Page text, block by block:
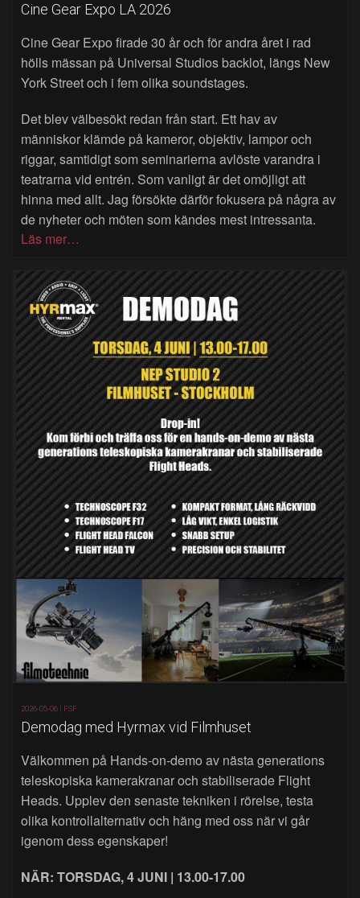
Cine Gear Expo LA 2026
Cine Gear Expo firade 30 år och för andra året i rad
hölls mässan på Universal Studios backlot, längs New
York Street och i fem olika soundstages.
Det blev välbesökt redan från start. Ett hav av
människor klämde på kameror, objektiv, lampor och
riggar, samtidigt som seminarierna avlöste varandra i
teatrarna vid entrén. Som vanligt är det omöjligt att
hinna med allt. Jag försökte därför fokusera på några av
de nyheter och möten som kändes mest intressanta.
Läs mer…
2026-05-06 | FSF
Demodag med Hyrmax vid Filmhuset
Välkommen på Hands‑on‑demo av nästa generations
teleskopiska kamerakranar och stabiliserade Flight
Heads. Upplev den senaste tekniken i rörelse, testa
olika kontrollalternativ och häng med oss när vi går
igenom dess egenskaper!
NÄR: TORSDAG, 4 JUNI | 13.00-17.00